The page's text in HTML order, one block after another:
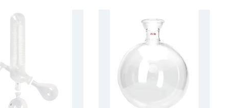
Adicionar
lista
de
desejos
Adicionar
para
Comparar